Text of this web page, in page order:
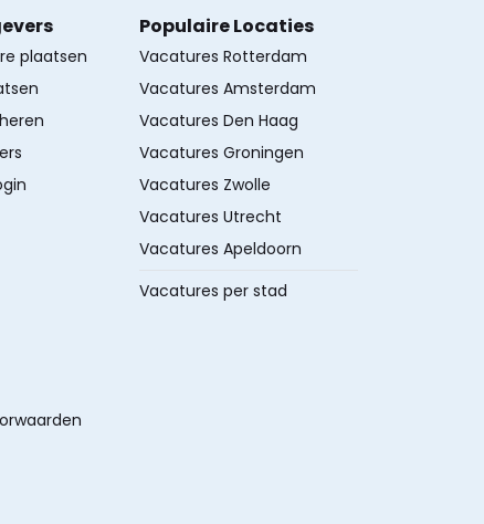
plaatsen
Populaire Locaties
Vacatures Rotterdam
Vacatures Amsterdam
Vacatures Den Haag
Vacatures Groningen
Vacatures Zwolle
Vacatures Utrecht
Vacatures Apeldoorn
Vacatures per stad